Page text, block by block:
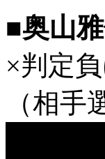
■奥山
×判定
（相手